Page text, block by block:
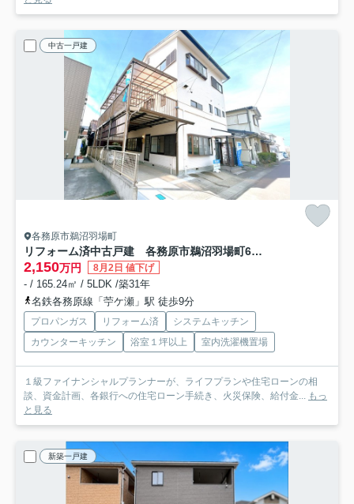
中古一戸建
各務原市鵜沼羽場町
リフォーム済中古戸建 各務原市鵜沼羽場町6丁目 平成7年築
2,150万円 8月2日 値下げ
- / 165.24㎡ / 5LDK /築31年
名鉄各務原線「苧ケ瀬」駅 徒歩9分
プロパンガス リフォーム済
システムキッチン
カウンターキッチン
浴室１坪以上 室内洗濯機置場
１級ファイナンシャルプランナーが、ライフプランや住宅ローンの相
談、資金計画、各銀行への住宅ローン手続き、火災保険、給付金... もっ
と見る
新築一戸建